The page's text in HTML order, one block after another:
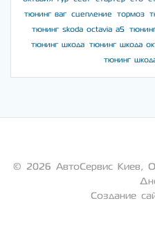
тюнинг ваг
сцепление тормоз
тюнинг skoda octavia a5
тюнинг шкода
тюнинг шкода
тюнинг
© 2026 АвтоСервис Киев,
Создание